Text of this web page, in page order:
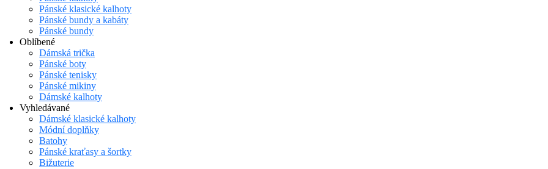
Pánské klasické kalhoty
Pánské bundy a kabáty
Pánské bundy
Oblíbené
Dámská trička
Pánské boty
Pánské tenisky
Pánské mikiny
Dámské kalhoty
Vyhledávané
Dámské klasické kalhoty
Módní doplňky
Batohy
Pánské kraťasy a šortky
Bižuterie